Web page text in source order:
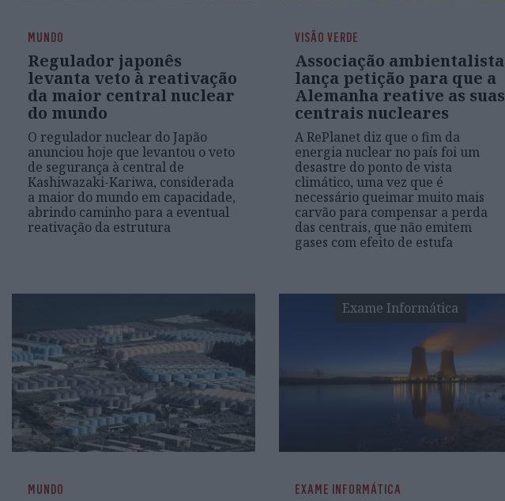
MUNDO
Regulador japonês
levanta veto à reativação
da maior central nuclear
do mundo
O regulador nuclear do Japão
anunciou hoje que levantou o veto
de segurança à central de
Kashiwazaki-Kariwa, considerada
a maior do mundo em capacidade,
abrindo caminho para a eventual
reativação da estrutura
VISÃO VERDE
Associação ambientalista
lança petição para que a
Alemanha reative as suas
centrais nucleares
A RePlanet diz que o fim da
energia nuclear no país foi um
desastre do ponto de vista
climático, uma vez que é
necessário queimar muito mais
carvão para compensar a perda
das centrais, que não emitem
gases com efeito de estufa
MUNDO
Exame Informática
EXAME INFORMÁTICA